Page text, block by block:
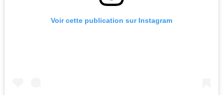
Voir cette publication sur Instagram